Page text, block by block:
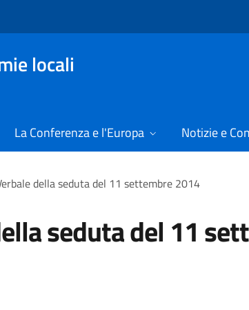
locali
La Conferenza e l'Europa Notizie e
della seduta del 11 settembre 2014
seduta del 11